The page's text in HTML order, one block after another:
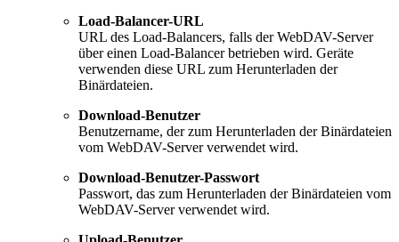
Load-Balancer-URL
URL des Load-Balancers, falls der WebDAV-Server
über einen Load-Balancer betrieben wird. Geräte
verwenden diese URL zum Herunterladen der
Binärdateien.
Download-Benutzer
Benutzername, der zum Herunterladen der Binärdateien
vom WebDAV-Server verwendet wird.
Download-Benutzer-Passwort
Passwort, das zum Herunterladen der Binärdateien vom
WebDAV-Server verwendet wird.